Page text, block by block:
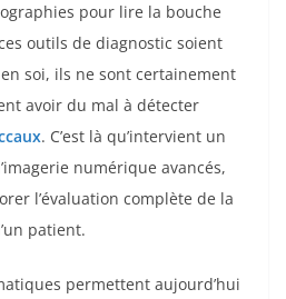
pour lire la bouche
outils de diagnostic soient
soi, ils ne sont certainement
avoir du mal à détecter
. C’est là qu’intervient un
numérique avancés,
l’évaluation complète de la
patient.
permettent aujourd’hui